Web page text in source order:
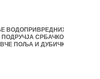
ВОДОПРИВРЕДНИХ
СРБАЧКО-
ПОЉА И ДУБИЧКЕ